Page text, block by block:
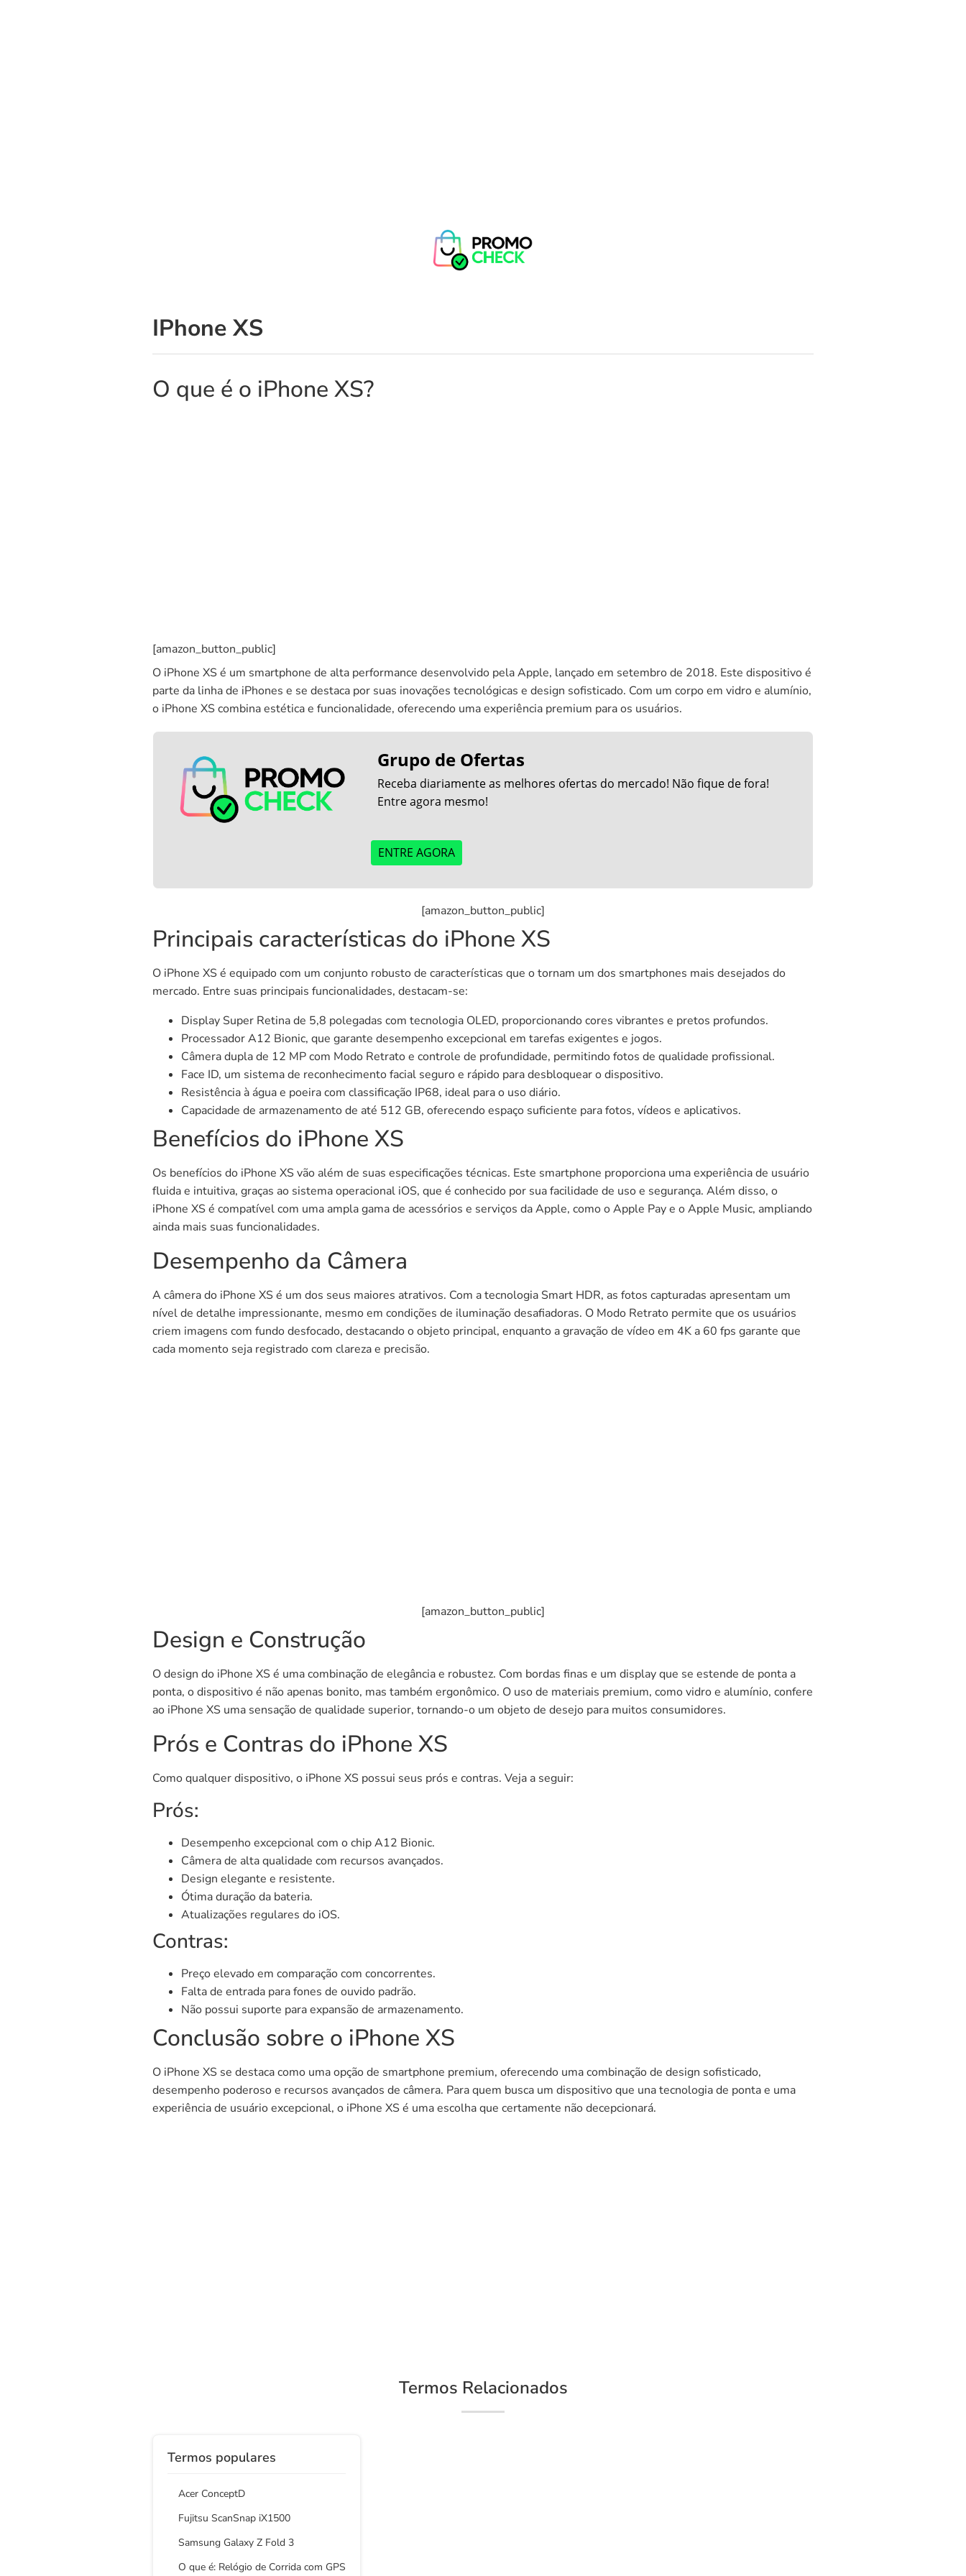
IPhone XS
O que é o iPhone XS?
[amazon_button_public]
O iPhone XS é um smartphone de alta performance desenvolvido pela Apple, lançado em setembro de 2018. Este dispositivo é
parte da linha de iPhones e se destaca por suas inovações tecnológicas e design sofisticado. Com um corpo em vidro e alumínio,
o iPhone XS combina estética e funcionalidade, oferecendo uma experiência premium para os usuários.
Grupo de Ofertas
Receba diariamente as melhores ofertas do mercado! Não fique de fora!
Entre agora mesmo!
ENTRE AGORA
[amazon_button_public]
Principais características do iPhone XS
O iPhone XS é equipado com um conjunto robusto de características que o tornam um dos smartphones mais desejados do
mercado. Entre suas principais funcionalidades, destacam-se:
Display Super Retina de 5,8 polegadas com tecnologia OLED, proporcionando cores vibrantes e pretos profundos.
Processador A12 Bionic, que garante desempenho excepcional em tarefas exigentes e jogos.
Câmera dupla de 12 MP com Modo Retrato e controle de profundidade, permitindo fotos de qualidade profissional.
Face ID, um sistema de reconhecimento facial seguro e rápido para desbloquear o dispositivo.
Resistência à água e poeira com classificação IP68, ideal para o uso diário.
Capacidade de armazenamento de até 512 GB, oferecendo espaço suficiente para fotos, vídeos e aplicativos.
Benefícios do iPhone XS
Os benefícios do iPhone XS vão além de suas especificações técnicas. Este smartphone proporciona uma experiência de usuário
fluida e intuitiva, graças ao sistema operacional iOS, que é conhecido por sua facilidade de uso e segurança. Além disso, o
iPhone XS é compatível com uma ampla gama de acessórios e serviços da Apple, como o Apple Pay e o Apple Music, ampliando
ainda mais suas funcionalidades.
Desempenho da Câmera
A câmera do iPhone XS é um dos seus maiores atrativos. Com a tecnologia Smart HDR, as fotos capturadas apresentam um
nível de detalhe impressionante, mesmo em condições de iluminação desafiadoras. O Modo Retrato permite que os usuários
criem imagens com fundo desfocado, destacando o objeto principal, enquanto a gravação de vídeo em 4K a 60 fps garante que
cada momento seja registrado com clareza e precisão.
[amazon_button_public]
Design e Construção
O design do iPhone XS é uma combinação de elegância e robustez. Com bordas finas e um display que se estende de ponta a
ponta, o dispositivo é não apenas bonito, mas também ergonômico. O uso de materiais premium, como vidro e alumínio, confere
ao iPhone XS uma sensação de qualidade superior, tornando-o um objeto de desejo para muitos consumidores.
Prós e Contras do iPhone XS
Como qualquer dispositivo, o iPhone XS possui seus prós e contras. Veja a seguir:
Prós:
Desempenho excepcional com o chip A12 Bionic.
Câmera de alta qualidade com recursos avançados.
Design elegante e resistente.
Ótima duração da bateria.
Atualizações regulares do iOS.
Contras:
Preço elevado em comparação com concorrentes.
Falta de entrada para fones de ouvido padrão.
Não possui suporte para expansão de armazenamento.
Conclusão sobre o iPhone XS
O iPhone XS se destaca como uma opção de smartphone premium, oferecendo uma combinação de design sofisticado,
desempenho poderoso e recursos avançados de câmera. Para quem busca um dispositivo que una tecnologia de ponta e uma
experiência de usuário excepcional, o iPhone XS é uma escolha que certamente não decepcionará.
Termos Relacionados
Termos populares
Acer ConceptD
Fujitsu ScanSnap iX1500
Samsung Galaxy Z Fold 3
O que é: Relógio de Corrida com GPS